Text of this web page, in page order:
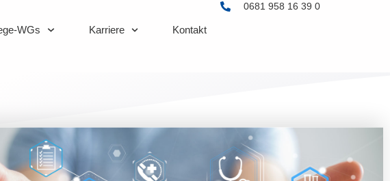
WGs Karriere Kontakt
0681 958 16 39 0